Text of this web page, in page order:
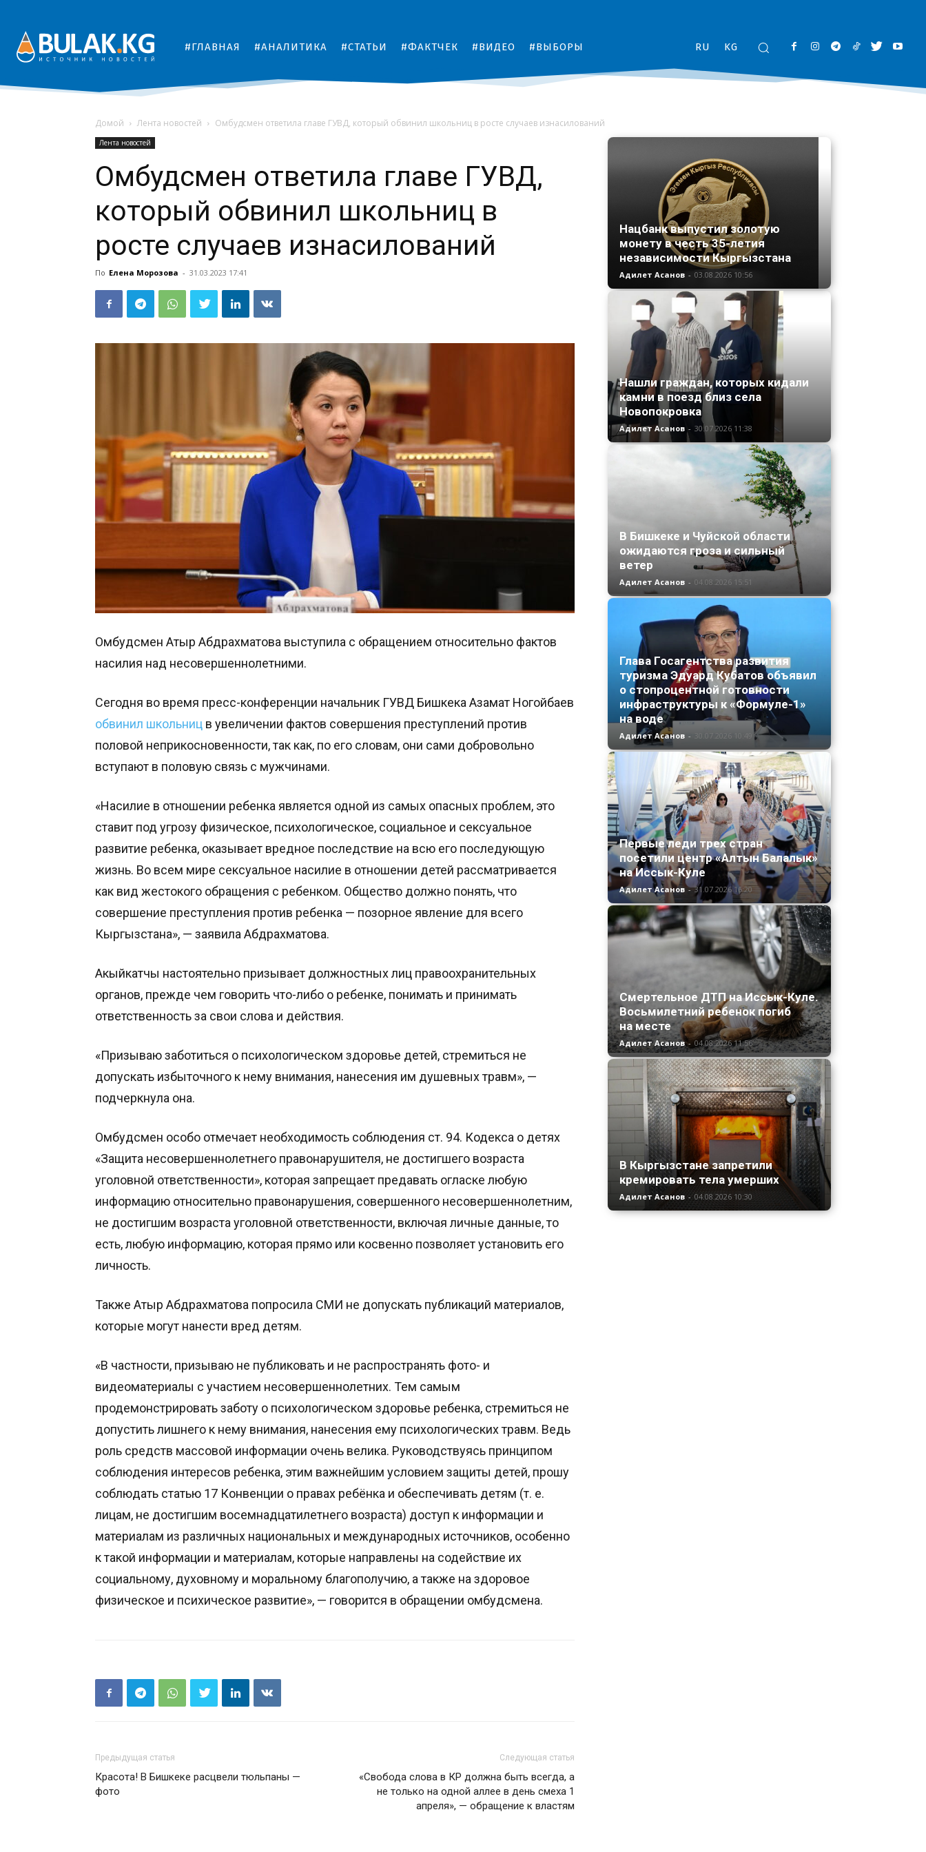
#ГЛАВНАЯ #АНАЛИТИКА #СТАТЬИ #ФАКТЧЕК #ВИДЕО #ВЫБОРЫ RU KG
Домой Лента новостей Омбудсмен ответила главе ГУВД, который обвинил школьниц в росте случаев изнасилований
Лента новостей
Омбудсмен ответила главе ГУВД,
который обвинил школьниц в
росте случаев изнасилований
По Елена Морозова - 31.03.2023 17:41
Омбудсмен Атыр Абдрахматова выступила с обращением относительно фактов
насилия над несовершеннолетними.
Сегодня во время пресс-конференции начальник ГУВД Бишкека Азамат Ногойбаев
обвинил школьниц в увеличении фактов совершения преступлений против
половой неприкосновенности, так как, по его словам, они сами добровольно
вступают в половую связь с мужчинами.
«Насилие в отношении ребенка является одной из самых опасных проблем, это
ставит под угрозу физическое, психологическое, социальное и сексуальное
развитие ребенка, оказывает вредное последствие на всю его последующую
жизнь. Во всем мире сексуальное насилие в отношении детей рассматривается
как вид жестокого обращения с ребенком. Общество должно понять, что
совершение преступления против ребенка — позорное явление для всего
Кыргызстана», — заявила Абдрахматова.
Акыйкатчы настоятельно призывает должностных лиц правоохранительных
органов, прежде чем говорить что-либо о ребенке, понимать и принимать
ответственность за свои слова и действия.
«Призываю заботиться о психологическом здоровье детей, стремиться не
допускать избыточного к нему внимания, нанесения им душевных травм», —
подчеркнула она.
Омбудсмен особо отмечает необходимость соблюдения ст. 94. Кодекса о детях
«Защита несовершеннолетнего правонарушителя, не достигшего возраста
уголовной ответственности», которая запрещает предавать огласке любую
информацию относительно правонарушения, совершенного несовершеннолетним,
не достигшим возраста уголовной ответственности, включая личные данные, то
есть, любую информацию, которая прямо или косвенно позволяет установить его
личность.
Также Атыр Абдрахматова попросила СМИ не допускать публикаций материалов,
которые могут нанести вред детям.
«В частности, призываю не публиковать и не распространять фото- и
видеоматериалы с участием несовершеннолетних. Тем самым
продемонстрировать заботу о психологическом здоровье ребенка, стремиться не
допустить лишнего к нему внимания, нанесения ему психологических травм. Ведь
роль средств массовой информации очень велика. Руководствуясь принципом
соблюдения интересов ребенка, этим важнейшим условием защиты детей, прошу
соблюдать статью 17 Конвенции о правах ребёнка и обеспечивать детям (т. е.
лицам, не достигшим восемнадцатилетнего возраста) доступ к информации и
материалам из различных национальных и международных источников, особенно
к такой информации и материалам, которые направлены на содействие их
социальному, духовному и моральному благополучию, а также на здоровое
физическое и психическое развитие», — говорится в обращении омбудсмена.
Предыдущая статья
Красота! В Бишкеке расцвели тюльпаны —
фото
Следующая статья
«Свобода слова в КР должна быть всегда, а
не только на одной аллее в день смеха 1
апреля», — обращение к властям
Нацбанк выпустил золотую
монету в честь 35-летия
независимости Кыргызстана
Адилет Асанов - 03.08.2026 10:56
Нашли граждан, которых кидали
камни в поезд близ села
Новопокровка
Адилет Асанов - 30.07.2026 11:38
В Бишкеке и Чуйской области
ожидаются гроза и сильный
ветер
Адилет Асанов - 04.08.2026 15:51
Глава Госагентства развития
туризма Эдуард Кубатов объявил
о стопроцентной готовности
инфраструктуры к «Формуле-1»
на воде
Адилет Асанов - 30.07.2026 10:49
Первые леди трех стран
посетили центр «Алтын Балалык»
на Иссык-Куле
Адилет Асанов - 31.07.2026 16:20
Смертельное ДТП на Иссык-Куле.
Восьмилетний ребенок погиб
на месте
Адилет Асанов - 04.08.2026 11:56
В Кыргызстане запретили
кремировать тела умерших
Адилет Асанов - 04.08.2026 10:30